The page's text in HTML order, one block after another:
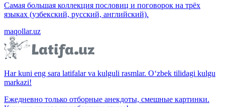
Самая большая коллекция пословиц и поговорок на трёх
языках (узбекский, русский, английский).
maqollar.uz
Har kuni eng sara latifalar va kulguli rasmlar. O‘zbek tilidagi kulgu
markazi!
Ежедневно только отборные анекдоты, смешные картинки.